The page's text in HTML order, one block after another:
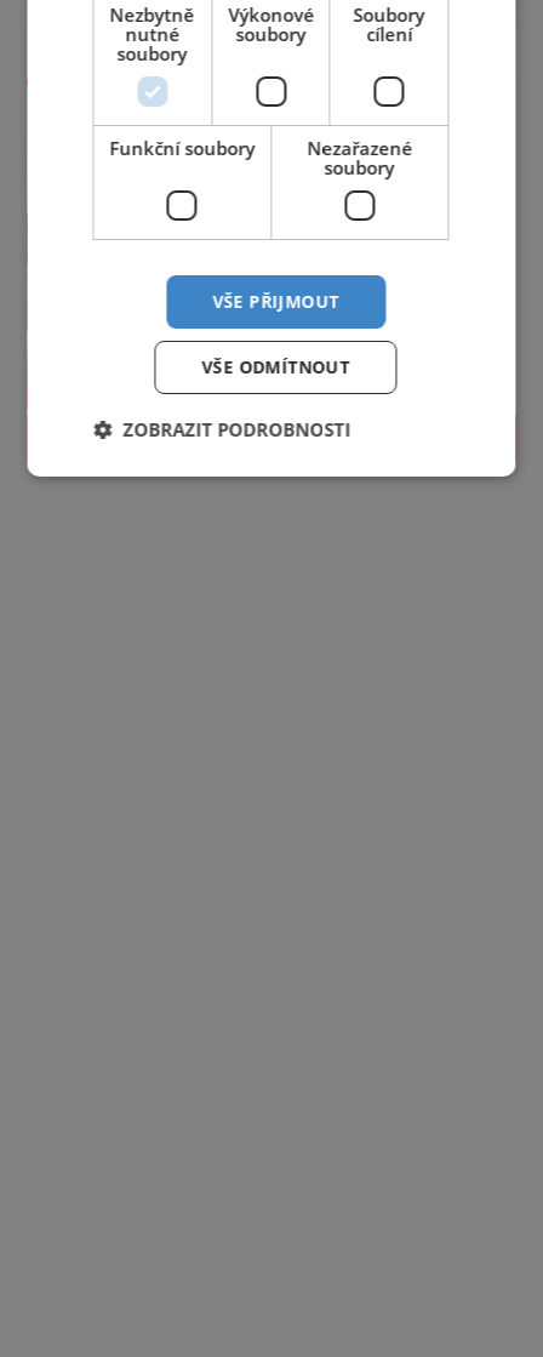
PROLISTOVAT
Nezbytně
nutné
soubory
Výkonové
soubory
Soubory
cílení
Funkční soubory
Nezařazené
soubory
VŠE PŘIJMOUT
VŠE ODMÍTNOUT
ZOBRAZIT PODROBNOSTI